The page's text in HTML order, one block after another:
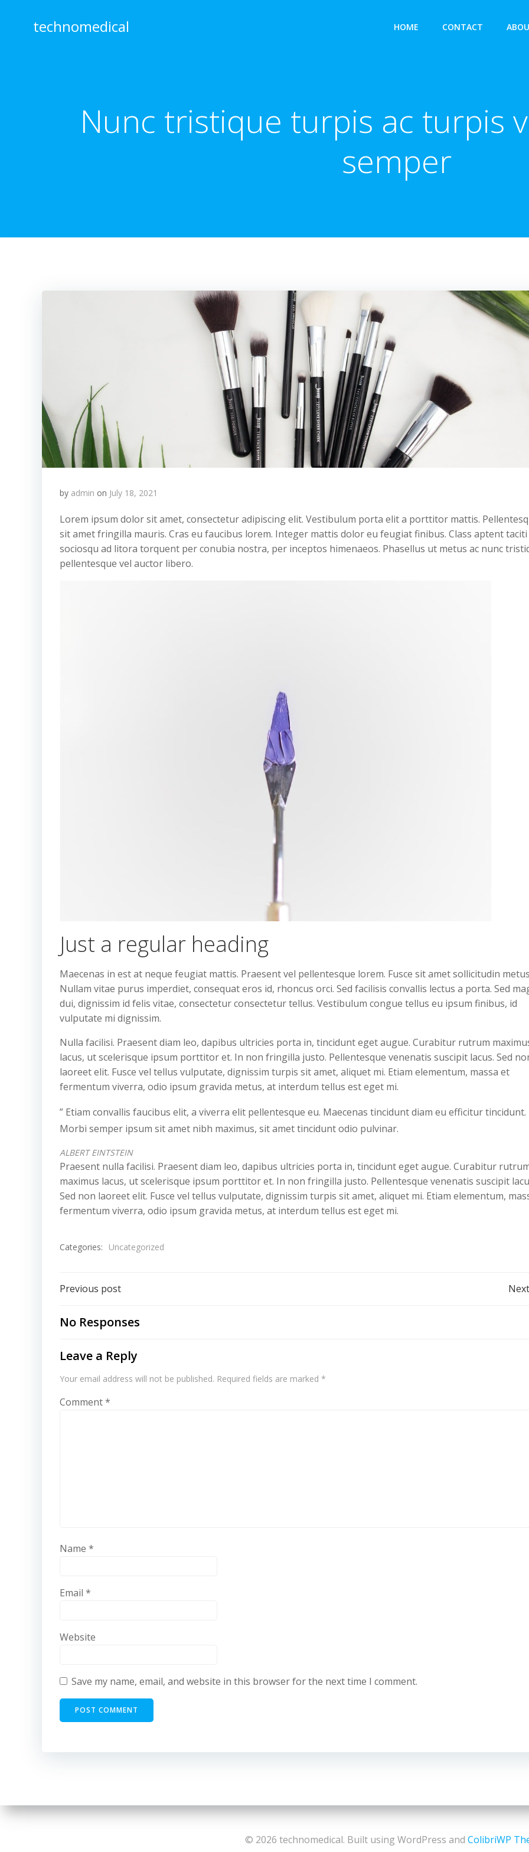
technomedical HOME CONTACT
Nunc tristique turpis ac turpis
semper
by admin on July 18, 2021
Lorem ipsum dolor sit amet, consectetur adipiscing elit. Vestibulum porta elit a porttitor mattis.
sit amet fringilla mauris. Cras eu faucibus lorem. Integer mattis dolor eu feugiat finibus. Class aptent taciti
sociosqu ad litora torquent per conubia nostra, per inceptos himenaeos. Phasellus ut metus ac nunc
pellentesque vel auctor libero.
Just a regular heading
Maecenas in est at neque feugiat mattis. Praesent vel pellentesque lorem. Fusce sit amet sollicitudin
Nullam vitae purus imperdiet, consequat eros id, rhoncus orci. Sed facilisis convallis lectus a porta. Sed
dui, dignissim id felis vitae, consectetur consectetur tellus. Vestibulum congue tellus eu ipsum finibus, id
vulputate mi dignissim.
Nulla facilisi. Praesent diam leo, dapibus ultricies porta in, tincidunt eget augue. Curabitur rutrum
lacus, ut scelerisque ipsum porttitor et. In non fringilla justo. Pellentesque venenatis suscipit lacus. Sed
laoreet elit. Fusce vel tellus vulputate, dignissim turpis sit amet, aliquet mi. Etiam elementum, massa et
fermentum viverra, odio ipsum gravida metus, at interdum tellus est eget mi.
” Etiam convallis faucibus elit, a viverra elit pellentesque eu. Maecenas tincidunt diam eu efficitur tincidunt.
Morbi semper ipsum sit amet nibh maximus, sit amet tincidunt odio pulvinar.
ALBERT EINTSTEIN
Praesent nulla facilisi. Praesent diam leo, dapibus ultricies porta in, tincidunt eget augue. Curabitur
maximus lacus, ut scelerisque ipsum porttitor et. In non fringilla justo. Pellentesque venenatis suscipit
Sed non laoreet elit. Fusce vel tellus vulputate, dignissim turpis sit amet, aliquet mi. Etiam elementum,
fermentum viverra, odio ipsum gravida metus, at interdum tellus est eget mi.
Categories: Uncategorized
Post
navigation
Previous post
No Responses
Leave a Reply
Your email address will not be published. Required fields are marked *
Comment*
Name *
Email *
Website
Save my name, email, and website in this browser for the next time I comment.
© 2026 technomedical. Built using WordPress and ColibriWP